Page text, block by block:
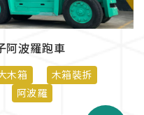
阿波羅跑車
木箱
木箱裝拆
阿波羅